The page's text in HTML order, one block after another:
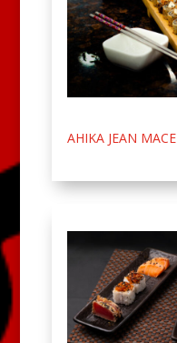
AHIKA JEAN MACE